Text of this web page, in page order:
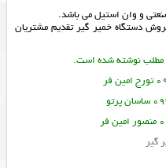
و وان استیل می باشد.
فروشدستگاه خمیر گیر تقدیم مشتریان
گیر